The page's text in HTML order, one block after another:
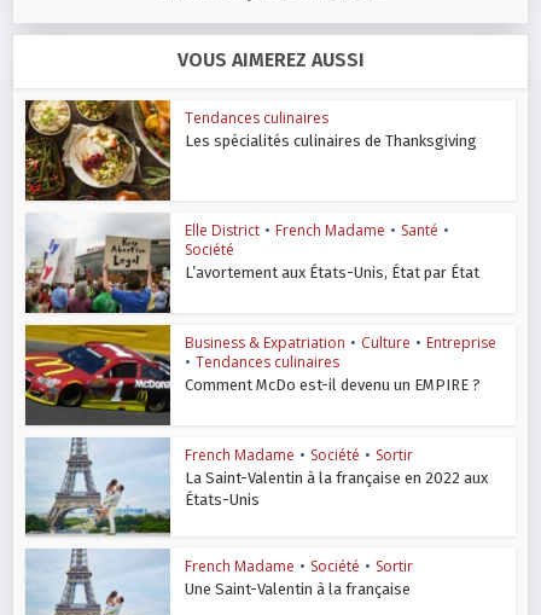
VOUS AIMEREZ AUSSI
Tendances culinaires
Les spécialités culinaires de Thanksgiving
Elle District • French Madame • Santé •
Société
L’avortement aux États-Unis, État par État
Business & Expatriation • Culture • Entreprise
• Tendances culinaires
Comment McDo est-il devenu un EMPIRE ?
French Madame • Société • Sortir
La Saint-Valentin à la française en 2022 aux
États-Unis
French Madame • Société • Sortir
Une Saint-Valentin à la française